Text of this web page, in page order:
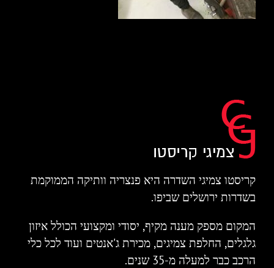
קריסטו צמיגי השדרה היא פנצריה וותיקה הממוקמת
בשדרות ירושלים שביפו.
המקום מספק מענה מקיף, יסודי ומקצועי הכולל איזון
גלגלים, החלפת צמיגים, מכירת ג'אנטים ועוד לכל כלי
הרכב כבר למעלה מ-35 שנים.